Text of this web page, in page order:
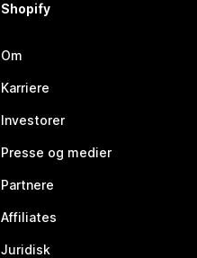
Shopify
Om
Karriere
Investorer
Presse og medier
Partnere
Affiliates
Juridisk